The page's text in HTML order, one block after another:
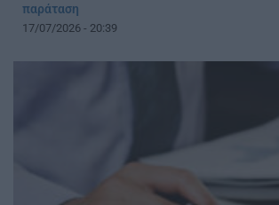
παράταση
17/07/2026 - 20:39